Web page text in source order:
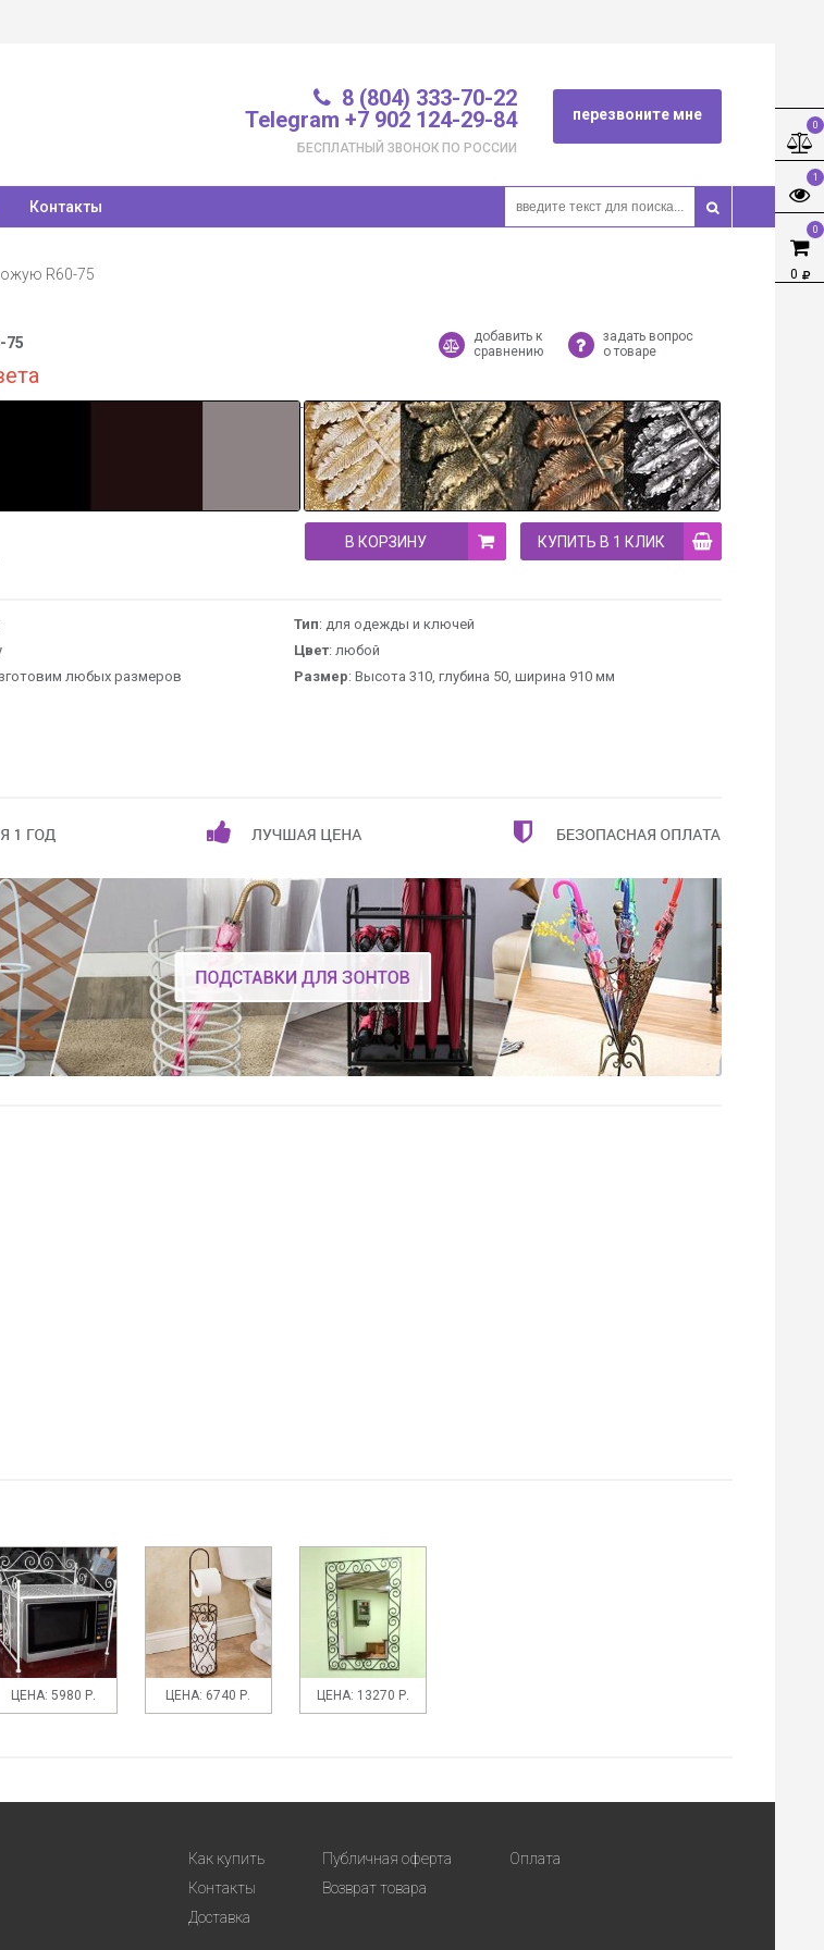
0
1
0
0
8 (804) 333-70-22
Telegram +7 902 124-29-84
БЕСПЛАТНЫЙ ЗВОНОК ПО РОССИИ
перезвоните мне
Контакты
R60-75
75
добавить к
сравнению
задать вопрос
о товаре
В КОРЗИНУ КУПИТЬ В 1 КЛИК
Тип: для одежды и ключей
Цвет: любой
любых размеров Размер: Высота 310, глубина 50, ширина 910 мм
ЦЕНА: 5980 Р. ЦЕНА: 6740 Р. ЦЕНА: 13270 Р.
Как купить
Контакты
Доставка
Публичная оферта
Возврат товара
Оплата